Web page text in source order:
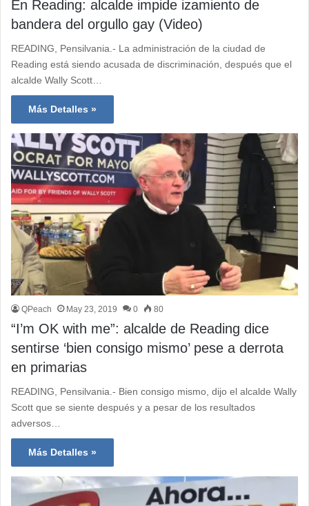
En Reading: alcalde impide izamiento de
bandera del orgullo gay (Video)
READING, Pensilvania.- La administración de la ciudad de
Reading está siendo acusada de discriminación, después que el
alcalde Wally Scott…
Más Detalles »
QPeach May 23, 2019 0 80
“I’m OK with me”: alcalde de Reading dice
sentirse ‘bien consigo mismo’ pese a derrota
en primarias
READING, Pensilvania.- Bien consigo mismo, dijo el alcalde Wally
Scott que se siente después y a pesar de los resultados
adversos…
Más Detalles »